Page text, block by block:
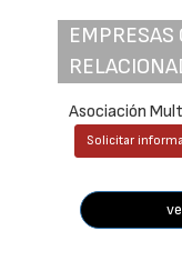
EMPRESAS
Asociación
Solicitar